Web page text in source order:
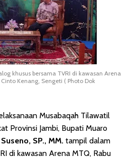
khusus bersama TVRI di kawasan Arena
Kenang, Sengeti ( Photo Dok
Musabaqah Tilawatil
Provinsi Jambi, Bupati Muaro
SP., MM. tampil dalam
di kawasan Arena MTQ, Rabu